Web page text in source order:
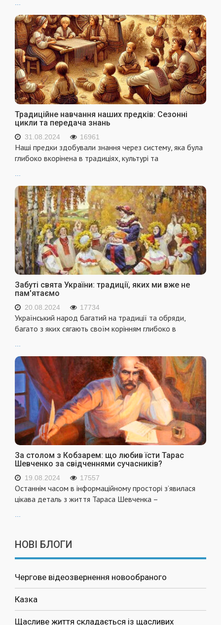
...
Традиційне навчання наших предків: Сезонні
цикли та передача знань
31.08.2024 16961
Наші предки здобували знання через систему, яка була
глибоко вкорінена в традиціях, культурі та
Забуті свята України: традиції, яких ми вже не
пам'ятаємо
20.08.2024 17734
Український народ багатий на традиції та обряди,
багато з яких сягають своїм корінням глибоко в
За столом з Кобзарем: що любив їсти Тарас
Шевченко за свідченнями сучасників?
19.08.2024 17557
Останнім часом в інформаційному просторі з’явилася
цікава деталь з життя Тараса Шевченка –
...
НОВІ БЛОГИ
Чергове відеозвернення новообраного
Казка
Щасливе життя складається із щасливих